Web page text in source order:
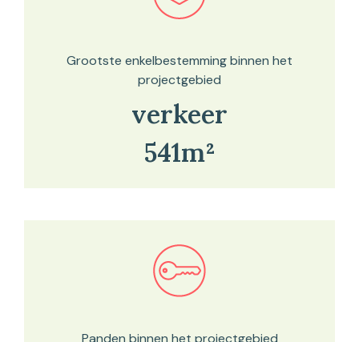
Bekijk in onze kaartviewer
Grootste enkelbestemming binnen het
projectgebied
verkeer
541m²
Bekijk in onze kaartviewer
Panden binnen het projectgebied